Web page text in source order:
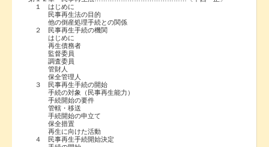
１ はじめに
民事再生法の目的
他の倒産処理手続との関係
２ 民事再生手続の機関
はじめに
再生債務者
監督委員
調査委員
管財人
保全管理人
３ 民事再生手続の開始
手続の対象（民事再生能力）
手続開始の要件
管轄・移送
手続開始の申立て
保全措置
再生に向けた活動
４ 民事再生手続開始決定